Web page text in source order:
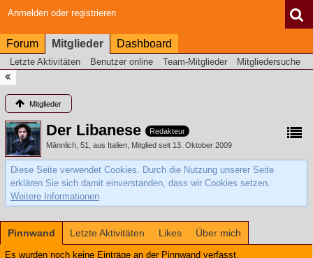
Anmelden oder registrieren
Forum Mitglieder Dashboard
Letzte Aktivitäten Benutzer online Team-Mitglieder Mitgliedersuche
Mitglieder
Der Libanese
Redakteur
Männlich 51 aus Italien Mitglied seit 13. Oktober 2009
Diese Seite verwendet Cookies. Durch die Nutzung unserer Seite
erklären Sie sich damit einverstanden, dass wir Cookies setzen.
Weitere Informationen
Pinnwand Letzte Aktivitäten Likes Über mich
Es wurden noch keine Einträge an der Pinnwand verfasst.